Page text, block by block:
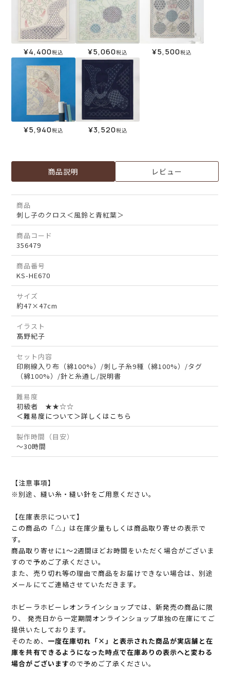
¥4,400税込 ¥5,060税込 ¥5,500税込
¥5,940税込 ¥3,520税込
商品説明 レビュー
商品
刺し子のクロス＜風鈴と青紅葉＞
商品コード
356479
商品番号
KS-HE670
サイズ
約47×47cm
イラスト
髙野紀子
セット内容
印刷線入り布（綿100%）/刺し子糸9種（綿100%）/タグ
（綿100%）/針と糸通し/説明書
難易度
初級者 ★★☆☆
＜難易度について＞詳しくはこちら
製作時間（目安）
～30時間
【注意事項】
※別途、縫い糸・縫い針をご用意ください。
【在庫表示について】
この商品の「△」は在庫少量もしくは商品取り寄せの表示で
す。
商品取り寄せに1～2週間ほどお時間をいただく場合がございま
すので予めご了承ください。
また、売り切れ等の理由で商品をお届けできない場合は、別途
メールにてご連絡させていただきます。
ホビーラホビーレオンラインショップでは、新発売の商品に限
り、 発売日から一定期間オンラインショップ単独の在庫にてご
提供いたしております。
そのため、 一度在庫切れ「×」と表示された商品が実店舗と在
庫を共有できるようになった時点で在庫ありの表示へと変わる
場合がございますので予めご了承ください。